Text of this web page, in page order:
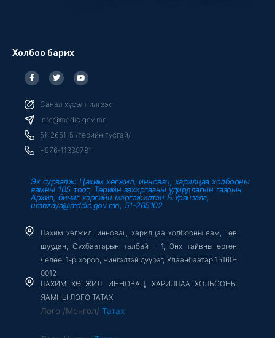
Холбоо барих
F
a
c
b
o
o
k
f
T
w
i
t
e
r
Y
o
u
u
b
e
Санал хүсэлт илгээх
info@mddic.gov.mn
51-265115 /төрийн тусгай/
+976-11330781
Эх сурвалж: Цахим хөгжил, инновац, харилцаа холбооны
яамны 105 тоот, Төрийн захиргааны удирдлагын газрын
Архив, бичиг хэргийн мэргэжилтэн Б.Уранзаяа,
uranzaya@mddic.gov.mn, 51-265102
Цахим хөгжил, инновац, харилцаа холбооны яам, Төв
шуудан, Сүхбаатарын талбай - 1, Энх тайвны өргөн
чөлөө, 1-р хороо, Чингэлтэй дүүрэг, Улаанбаатар 15160-
0012
ЦАХИМ ХӨГЖИЛ, ИННОВАЦ, ХАРИЛЦАА ХОЛБООНЫ
ЯАМНЫ ЛОГО ТАТАХ
Лого /Монгол/ Татах